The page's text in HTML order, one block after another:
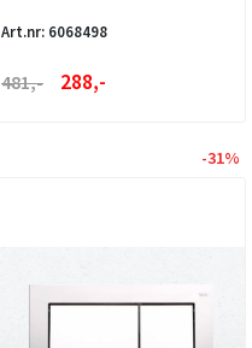
Art.nr: 6068498
481,- 288,-
-31%